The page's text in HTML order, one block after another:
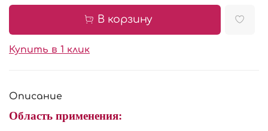
В корзину
Купить в 1 клик
Описание
Область применения: